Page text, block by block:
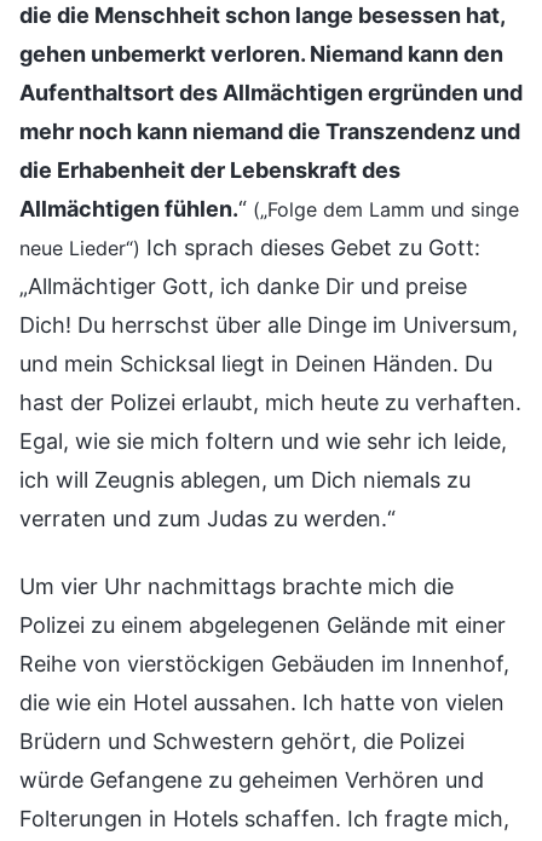
die die Menschheit schon lange besessen hat,
gehen unbemerkt verloren. Niemand kann den
Aufenthaltsort des Allmächtigen ergründen und
mehr noch kann niemand die Transzendenz und
die Erhabenheit der Lebenskraft des
Allmächtigen fühlen.“ („Folge dem Lamm und singe
neue Lieder“) Ich sprach dieses Gebet zu Gott:
„Allmächtiger Gott, ich danke Dir und preise
Dich! Du herrschst über alle Dinge im Universum,
und mein Schicksal liegt in Deinen Händen. Du
hast der Polizei erlaubt, mich heute zu verhaften.
Egal, wie sie mich foltern und wie sehr ich leide,
ich will Zeugnis ablegen, um Dich niemals zu
verraten und zum Judas zu werden.“
Um vier Uhr nachmittags brachte mich die
Polizei zu einem abgelegenen Gelände mit einer
Reihe von vierstöckigen Gebäuden im Innenhof,
die wie ein Hotel aussahen. Ich hatte von vielen
Brüdern und Schwestern gehört, die Polizei
würde Gefangene zu geheimen Verhören und
Folterungen in Hotels schaffen. Ich fragte mich,